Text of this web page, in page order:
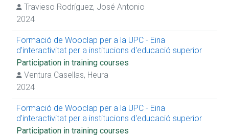
Travieso Rodríguez, José Antonio
2024
Formació de Wooclap per a la UPC - Eina
d'interactivitat per a institucions d'educació superior
Participation in training courses
Ventura Casellas, Heura
2024
Formació de Wooclap per a la UPC - Eina
d'interactivitat per a institucions d'educació superior
Participation in training courses